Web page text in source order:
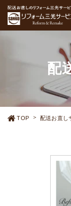
配
TOP 配送お直し